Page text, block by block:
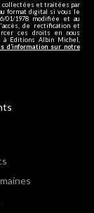
collectées et traitées par
format digital si vous le
01/1978 modifiée et au
de rectification et
ces droits en nous
Editions Albin Michel,
d’information sur notre